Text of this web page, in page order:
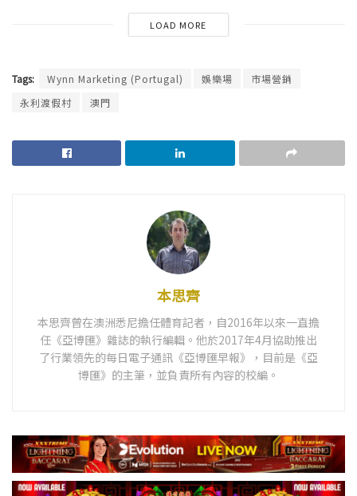
LOAD MORE
Tags: Wynn Marketing (Portugal) 娛樂場
市場營銷
永利渡假村
澳門
本思齊
本思齊曾在澳洲悉尼擔任體育記者，自2016年以來一直擔
任《亞博匯》雜誌的執行編輯。他於2017年4月協助推出
了行業領先的每日電子通訊《亞博匯早報》，目前是《亞
博匯》的主筆，並負責所有內容的校編。